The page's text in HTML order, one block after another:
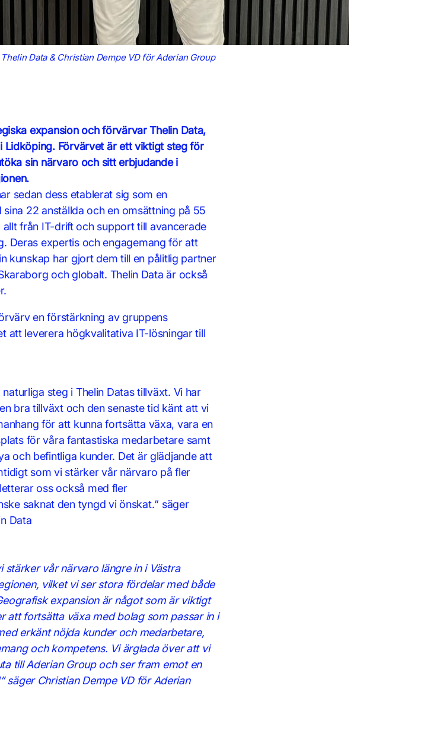
Data & Christian Dempe VD för Aderian Group
expansion och förvärvar Thelin Data,
Lidköping. Förvärvet är ett viktigt steg för
sin närvaro och sitt erbjudande i
sedan dess etablerat sig som en
22 anställda och en omsättning på 55
allt från IT-drift och support till avancerade
Deras expertis och engagemang för att
kunskap har gjort dem till en pålitlig partner
och globalt. Thelin Data är också
en förstärkning av gruppens
att leverera högkvalitativa IT-lösningar till
steg i Thelin Datas tillväxt. Vi har
bra tillväxt och den senaste tid känt att vi
för att kunna fortsätta växa, vara en
för våra fantastiska medarbetare samt
och befintliga kunder. Det är glädjande att
som vi stärker vår närvaro på fler
oss också med fler
saknat den tyngd vi önskat.“ säger
Data
stärker vår närvaro längre in i Västra
vilket vi ser stora fördelar med både
expansion är något som är viktigt
att fortsätta växa med bolag som passar in i
erkänt nöjda kunder och medarbetare,
och kompetens. Vi ärglada över att vi
till Aderian Group och ser fram emot en
säger Christian Dempe VD för Aderian